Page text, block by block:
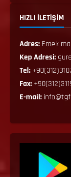
HIZLI İLETİŞİM
Adres: Emek
Kep Adresi:
Tel:
Fax:
E-mail: